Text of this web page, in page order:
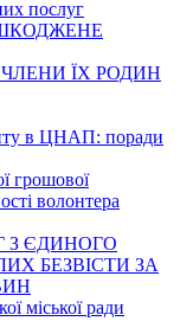
послуг
ЇХ РОДИН
в ЦНАП: поради
грошової
волонтера
З ЄДИНОГО
БЕЗВІСТИ ЗА
міської ради